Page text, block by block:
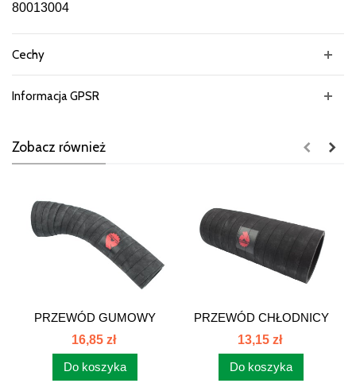
80013004
Cechy
Informacja GPSR
Zobacz również
PRZEWÓD GUMOWY
GÓRNY C-385 80013005
16,85 zł
Do koszyka
PRZEWÓD CHŁODNICY
DOLNY 80013011
13,15 zł
Do koszyka